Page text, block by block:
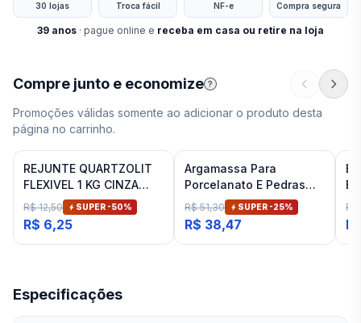
Compre junto e economize ?
Promoções válidas somente ao adicionar o produto desta
página no carrinho.
REJUNTE QUARTZOLIT
FLEXIVEL 1 KG CINZA
ARTICO
R$ 12,50 SUPER -50%
R$ 6,25
Argamassa Para
Porcelanato E Pedras
Naturais Cinza Interno
Inovatte 20 Kg
R$ 51,30 SUPER -25%
R$ 38,47
Fit
Especificações
30 lojas Troca fácil NF-e Compra segura
39 anos · pague online e receba em casa ou retire na loja